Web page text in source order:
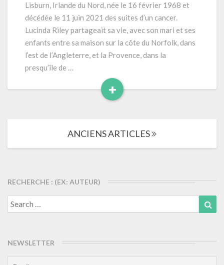
Pa
Salt
–
(2023)
–
Série
sept
Lisburn, Irlande du Nord, née le 16 février 1968 et
décédée le 11 juin 2021 des suites d’un cancer.
Lucinda Riley partageait sa vie, avec son mari et ses
enfants entre sa maison sur la côte du Norfolk, dans
l’est de l’Angleterre, et la Provence, dans la
presqu’île de …
+
Read
les
ANCIENS ARTICLES
RECHERCHE : (EX: AUTEUR)
Search
for:
NEWSLETTER